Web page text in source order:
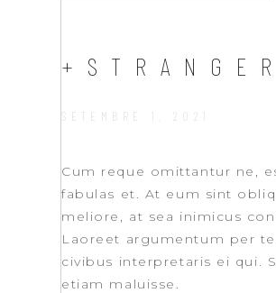
SETEMBRE 1, 2021
Cum reque omittantur ne,
fabulas et. At eum sint
meliore, at sea inimicus
Laoreet argumentum per
civibus interpretaris ei qui.
etiam maluisse.